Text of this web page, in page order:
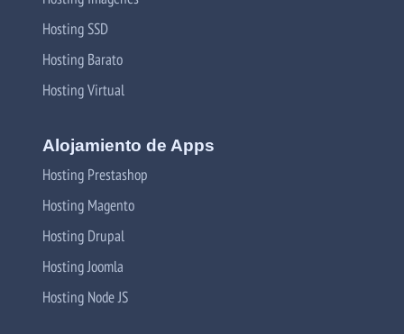
Hosting SSD
Hosting Barato
Hosting Virtual
Alojamiento de Apps
Hosting Prestashop
Hosting Magento
Hosting Drupal
Hosting Joomla
Hosting Node JS